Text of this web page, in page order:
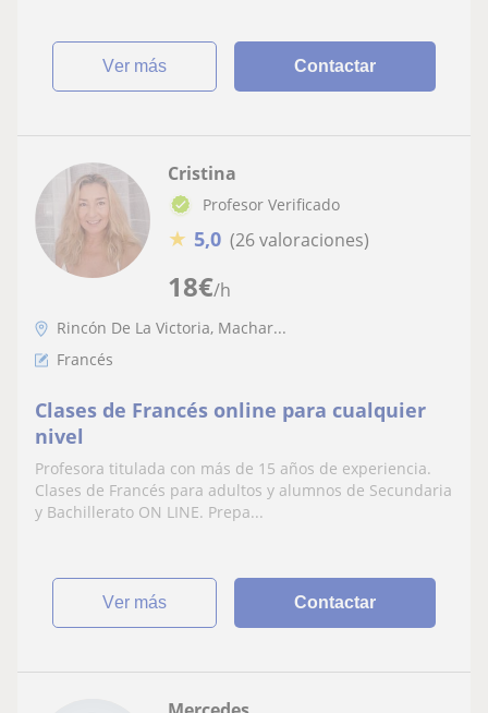
ver más Contactar
18€/h
Cristina
Profesor Verificado
★ 5,0 (26 valoraciones)
Rincón De La Victoria, Machar...
Francés
Clases de Francés online para cualquier
nivel
Profesora titulada con más de 15 años de experiencia.
Clases de Francés para adultos y alumnos de Secundaria
y Bachillerato ON LINE. Prepa...
ver más Contactar